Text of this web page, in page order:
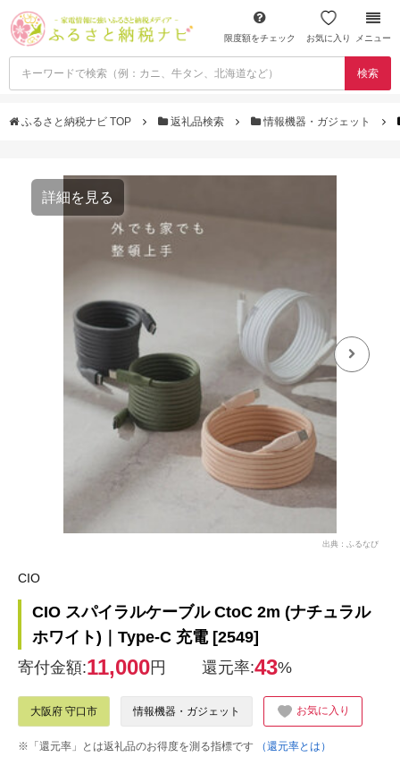
限度額をチェック お気に入り メニュー
検索
ふるさと納税ナビ TOP 返礼品検索 情報機器・ガジェット
詳細を見る
出典：ふるなび
CIO
CIO スパイラルケーブル CtoC 2m (ナチュラル
ホワイト)｜Type-C 充電 [2549]
寄付金額:11,000円 還元率:43%
大阪府 守口市 情報機器・ガジェット お気に入り
※「還元率」とは返礼品のお得度を測る指標です
（還元率とは）